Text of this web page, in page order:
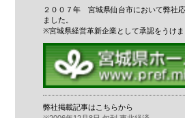
２００７年 宮城県仙台市において弊社
ました。
※宮城県経営革新企業として承認をうけま
弊社掲載記事はこちらから